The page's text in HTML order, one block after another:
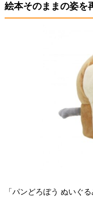
絵本そのままの姿を
「パンどろぼう ぬいぐ